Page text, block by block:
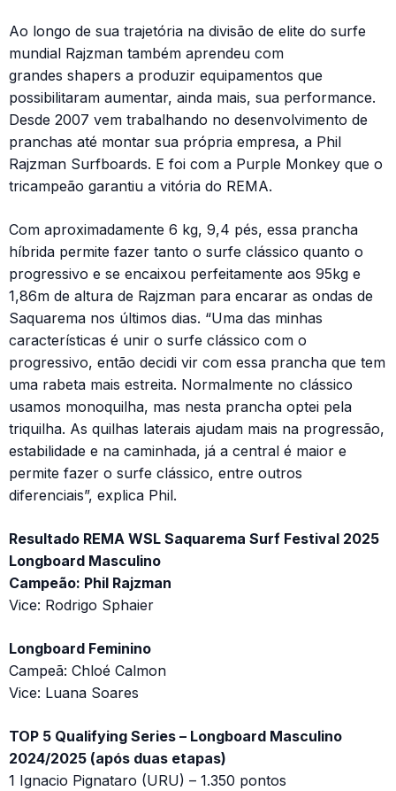
Ao longo de sua trajetória na divisão de elite do surfe
mundial Rajzman também aprendeu com
grandes shapers a produzir equipamentos que
possibilitaram aumentar, ainda mais, sua performance.
Desde 2007 vem trabalhando no desenvolvimento de
pranchas até montar sua própria empresa, a Phil
Rajzman Surfboards. E foi com a Purple Monkey que o
tricampeão garantiu a vitória do REMA.
Com aproximadamente 6 kg, 9,4 pés, essa prancha
híbrida permite fazer tanto o surfe clássico quanto o
progressivo e se encaixou perfeitamente aos 95kg e
1,86m de altura de Rajzman para encarar as ondas de
Saquarema nos últimos dias. “Uma das minhas
características é unir o surfe clássico com o
progressivo, então decidi vir com essa prancha que tem
uma rabeta mais estreita. Normalmente no clássico
usamos monoquilha, mas nesta prancha optei pela
triquilha. As quilhas laterais ajudam mais na progressão,
estabilidade e na caminhada, já a central é maior e
permite fazer o surfe clássico, entre outros
diferenciais”, explica Phil.
Resultado REMA WSL Saquarema Surf Festival 2025
Longboard Masculino
Campeão: Phil Rajzman
Vice: Rodrigo Sphaier
Longboard Feminino
Campeã: Chloé Calmon
Vice: Luana Soares
TOP 5 Qualifying Series – Longboard Masculino
2024/2025 (após duas etapas)
1 Ignacio Pignataro (URU) – 1.350 pontos